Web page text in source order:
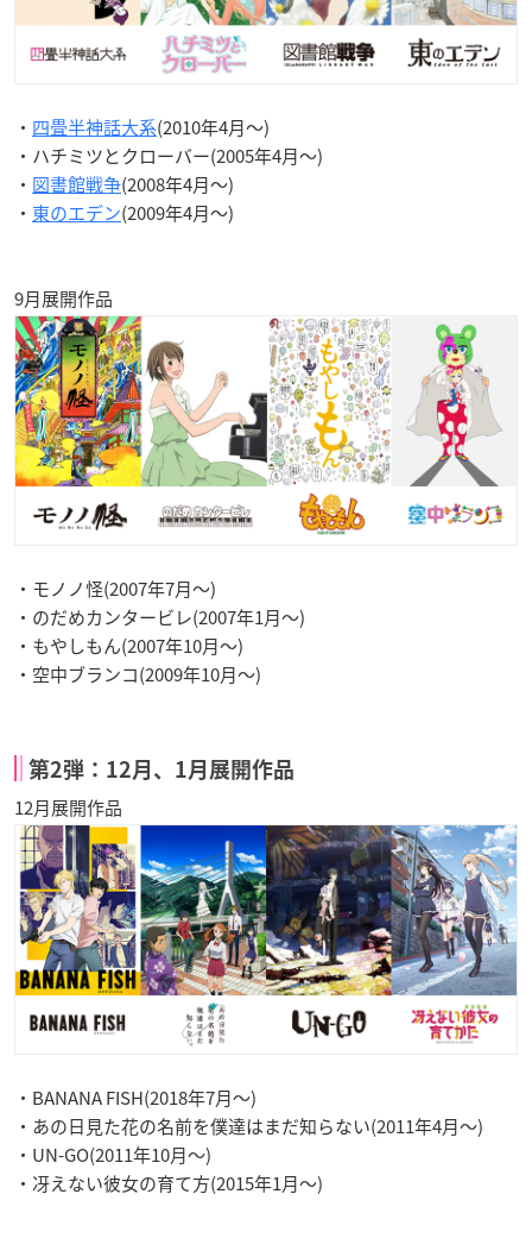
・ 四畳半神話大系(2010年4月〜)
・ハチミツとクローバー(2005年4月〜)
・ 図書館戦争(2008年4月〜)
・ 東のエデン(2009年4月〜)
9月展開作品
・モノノ怪(2007年7月〜)
・のだめカンタービレ(2007年1月〜)
・もやしもん(2007年10月〜)
・空中ブランコ(2009年10月〜)
第2弾：12月、1月展開作品
12月展開作品
・BANANA FISH(2018年7月〜)
・あの日見た花の名前を僕達はまだ知らない(2011年4月〜)
・UN-GO(2011年10月〜)
・冴えない彼女の育て方(2015年1月〜)